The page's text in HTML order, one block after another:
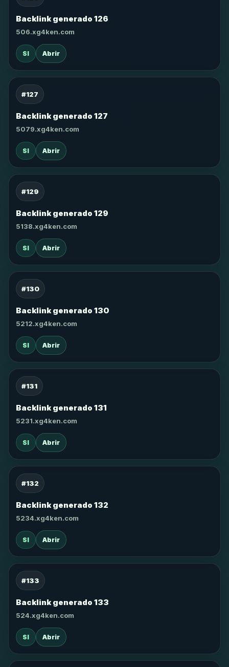
Backlink generado 126
506.xg4ken.com
SI Abrir
#127
Backlink generado 127
5079.xg4ken.com
SI Abrir
#129
Backlink generado 129
5138.xg4ken.com
SI Abrir
#130
Backlink generado 130
5212.xg4ken.com
SI Abrir
#131
Backlink generado 131
5231.xg4ken.com
SI Abrir
#132
Backlink generado 132
5234.xg4ken.com
SI Abrir
#133
Backlink generado 133
524.xg4ken.com
SI Abrir